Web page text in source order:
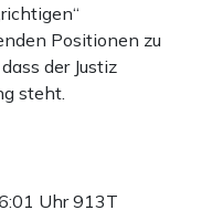
Positionen zu
der Justiz
steht.
Uhr913T